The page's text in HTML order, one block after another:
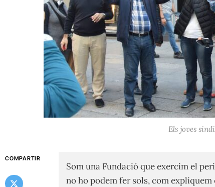
Els joves
COMPARTIR
Som una Fundació que exercim el
no ho podem fer sols, com